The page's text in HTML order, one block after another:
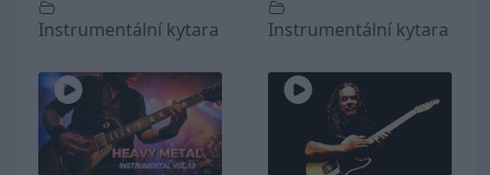
Instrumentální kytara
Instrumentální kytara